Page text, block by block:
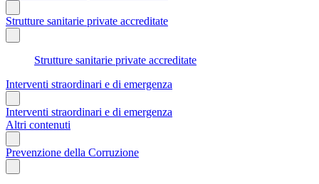
Strutture sanitarie private accreditate
Strutture sanitarie private accreditate
Interventi straordinari e di emergenza
Interventi straordinari e di emergenza
Altri contenuti
Prevenzione della Corruzione